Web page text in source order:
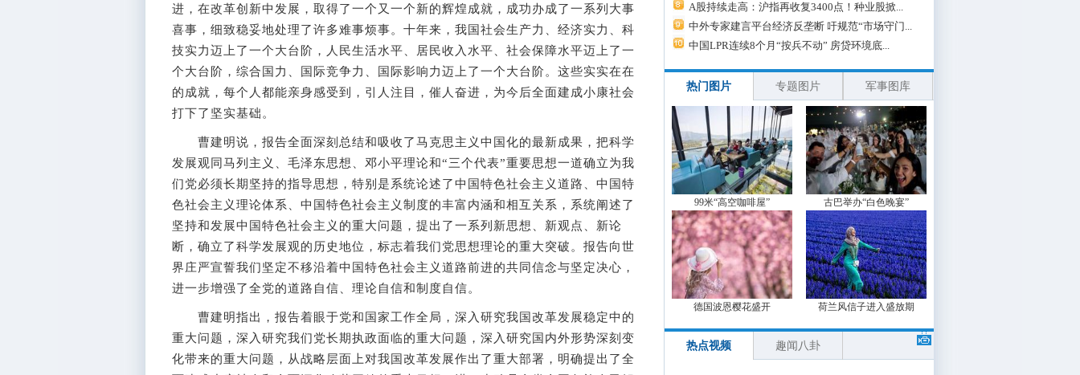
进，在改革创新中发展，取得了一个又一个新的辉煌成就，成功办成了一系列大事
喜事，细致稳妥地处理了许多难事烦事。十年来，我国社会生产力、经济实力、科
技实力迈上了一个大台阶，人民生活水平、居民收入水平、社会保障水平迈上了一
个大台阶，综合国力、国际竞争力、国际影响力迈上了一个大台阶。这些实实在在
的成就，每个人都能亲身感受到，引人注目，催人奋进，为今后全面建成小康社会
打下了坚实基础。
曹建明说，报告全面深刻总结和吸收了马克思主义中国化的最新成果，把科学
发展观同马列主义、毛泽东思想、邓小平理论和“三个代表”重要思想一道确立为我
们党必须长期坚持的指导思想，特别是系统论述了中国特色社会主义道路、中国特
色社会主义理论体系、中国特色社会主义制度的丰富内涵和相互关系，系统阐述了
坚持和发展中国特色社会主义的重大问题，提出了一系列新思想、新观点、新论
断，确立了科学发展观的历史地位，标志着我们党思想理论的重大突破。报告向世
界庄严宣誓我们坚定不移沿着中国特色社会主义道路前进的共同信念与坚定决心，
进一步增强了全党的道路自信、理论自信和制度自信。
曹建明指出，报告着眼于党和国家工作全局，深入研究我国改革发展稳定中的
重大问题，深入研究我们党长期执政面临的重大问题，深入研究国内外形势深刻变
化带来的重大问题，从战略层面上对我国改革发展作出了重大部署，明确提出了全
A股持续走高：沪指再收复3400点！种业股掀...
中外专家建言平台经济反垄断 吁规范“市场守门...
中国LPR连续8个月“按兵不动” 房贷环境底...
热门图片 专题图片 军事图库
99米“高空咖啡屋” 古巴举办“白色晚宴”
德国波恩樱花盛开 荷兰风信子进入盛放期
热点视频 趣闻八卦